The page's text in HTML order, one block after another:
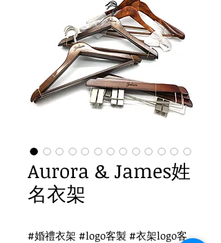
Aurora & James姓
名衣架
#婚禮衣架 #logo客製 #衣架logo客